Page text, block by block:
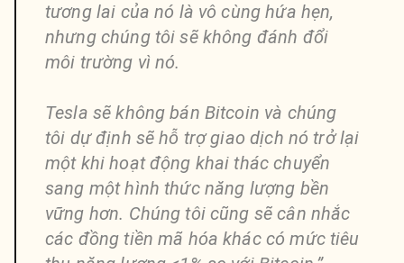
tương lai của nó là vô cùng hứa hẹn,
nhưng chúng tôi sẽ không đánh đổi
môi trường vì nó.
Tesla sẽ không bán Bitcoin và chúng
tôi dự định sẽ hỗ trợ giao dịch nó trở lại
một khi hoạt động khai thác chuyển
sang một hình thức năng lượng bền
vững hơn. Chúng tôi cũng sẽ cân nhắc
các đồng tiền mã hóa khác có mức tiêu